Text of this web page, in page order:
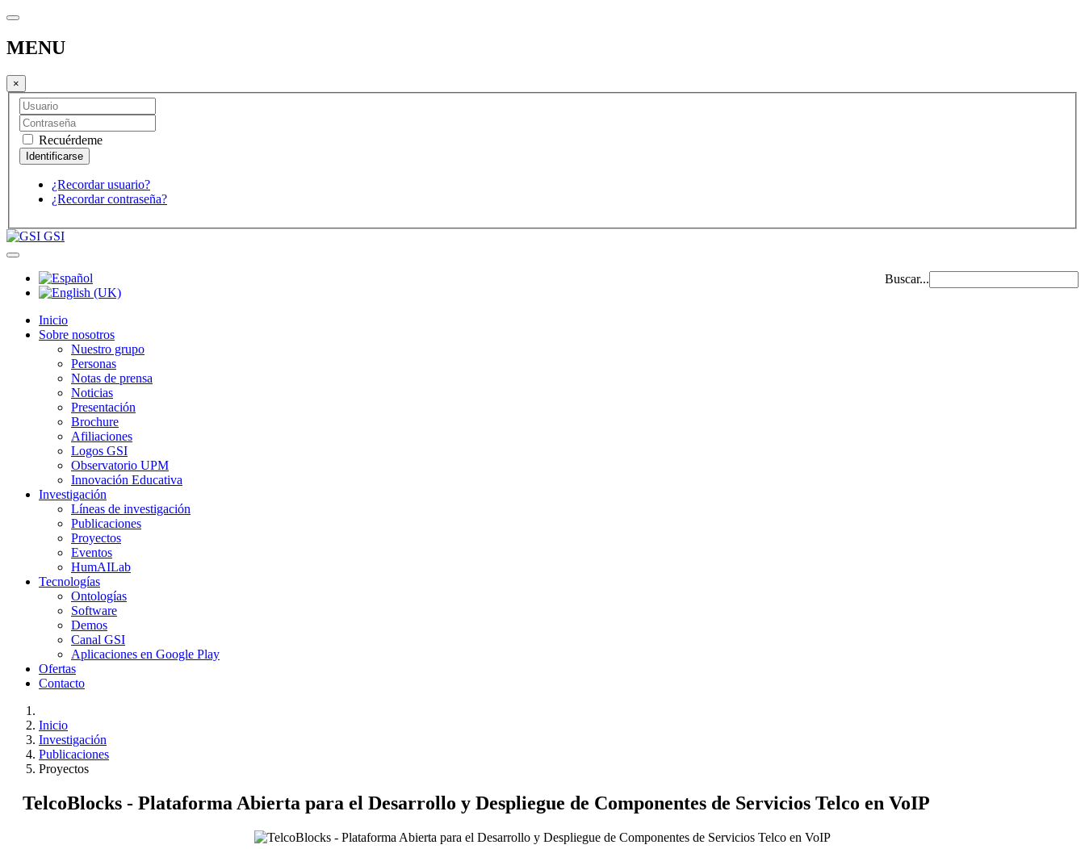
MENU
×
Recuérdeme
¿Recordar usuario?
¿Recordar contraseña?
GSI
Buscar...
Inicio
Sobre nosotros
Nuestro grupo
Personas
Notas de prensa
Noticias
Presentación
Brochure
Afiliaciones
Logos GSI
Observatorio UPM
Innovación Educativa
Investigación
Líneas de investigación
Publicaciones
Proyectos
Eventos
HumAILab
Tecnologías
Ontologías
Software
Demos
Canal GSI
Aplicaciones en Google Play
Ofertas
Contacto
Inicio
Investigación
Publicaciones
Proyectos
TelcoBlocks - Plataforma Abierta para el Desarrollo y Despliegue de Componentes de Servicios Telco en VoIP